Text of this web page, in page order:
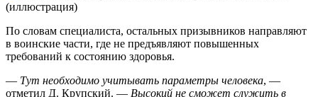
По словам специалиста, остальных призывников направляют
в воинские части, где не предъявляют повышенных
требований к состоянию здоровья.
— Тут необходимо учитывать параметры человека, —
отметил Д. Крупский. — Высокий не сможет служить в